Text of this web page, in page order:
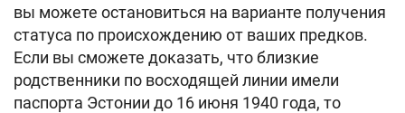
вы можете остановиться на варианте получения
статуса по происхождению от ваших предков.
Если вы сможете доказать, что близкие
родственники по восходящей линии имели
паспорта Эстонии до 16 июня 1940 года, то